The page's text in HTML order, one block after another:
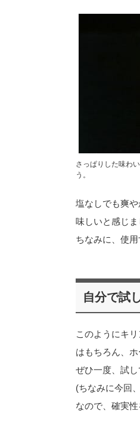
さっぱりした味わ
う。
塩なしでも爽
味しいと感じま
ちなみに、使
自分で試
このようにキ
はもちろん、
ぜひ一度、試し
(ちなみに今回
なので、確実